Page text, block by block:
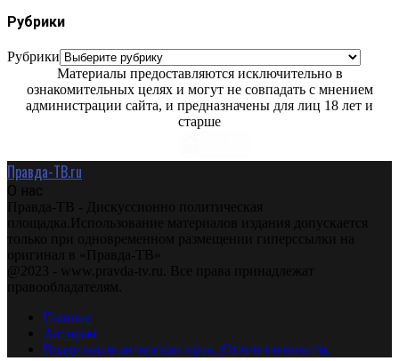
Рубрики
Рубрики
Материалы предоставляются исключительно в
ознакомительных целях и могут не совпадать с мнением
администрации сайта, и предназначены для лиц 18 лет и
старше
Правда-ТВ.ru
О нас
Правда-ТВ - Дискуссионно политическая
площадка.Использование материалов издания допускается
только при одновременном размещении гиперссылки на
оригинал в «Правда-ТВ»
@2023 - www.pravda-tv.ru. Все права принадлежат
правообладателям.
Главная
Авторам
Владельцам авторских прав. Ответственности.